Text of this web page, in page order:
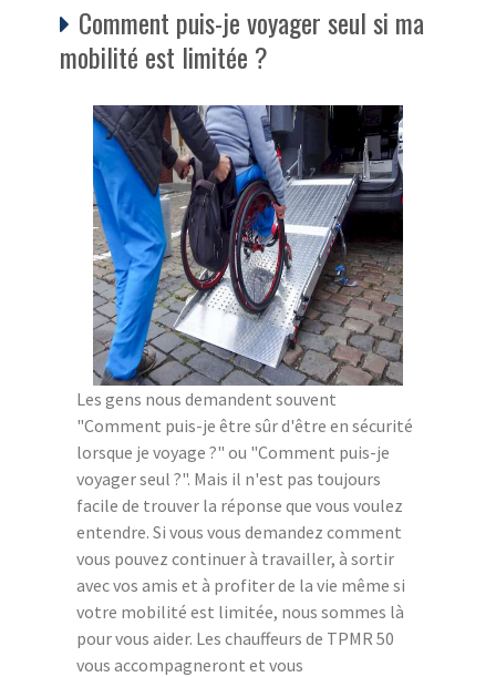
Comment puis-je voyager seul si ma
mobilité est limitée ?
Les gens nous demandent souvent
"Comment puis-je être sûr d'être en sécurité
lorsque je voyage ?" ou "Comment puis-je
voyager seul ?". Mais il n'est pas toujours
facile de trouver la réponse que vous voulez
entendre. Si vous vous demandez comment
vous pouvez continuer à travailler, à sortir
avec vos amis et à profiter de la vie même si
votre mobilité est limitée, nous sommes là
pour vous aider. Les chauffeurs de TPMR 50
vous accompagneront et vous